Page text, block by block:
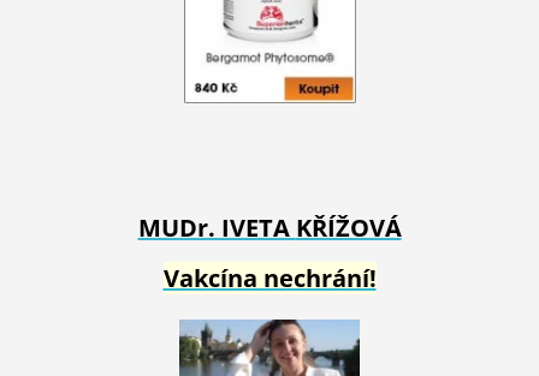
MUDr. IVETA KŘÍŽOVÁ
Vakcína nechrání!